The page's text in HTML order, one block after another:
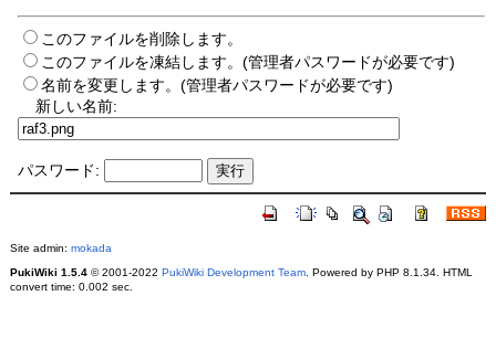
このファイルを削除します。
このファイルを凍結します。(管理者パスワードが必要です)
名前を変更します。(管理者パスワードが必要です)
新しい名前:
パスワード:
Site admin: mokada
PukiWiki 1.5.4© 2001-2022 PukiWiki Development Team. Powered by PHP 8.1.34. HTML
convert time: 0.002 sec.